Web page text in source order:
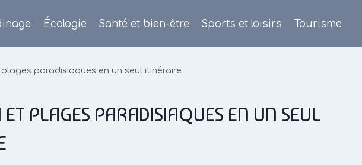
Écologie Santé et bien-être Sports et loisirs Tourisme
paradisiaques en un seul itinéraire
PLAGES PARADISIAQUES EN UN SEUL